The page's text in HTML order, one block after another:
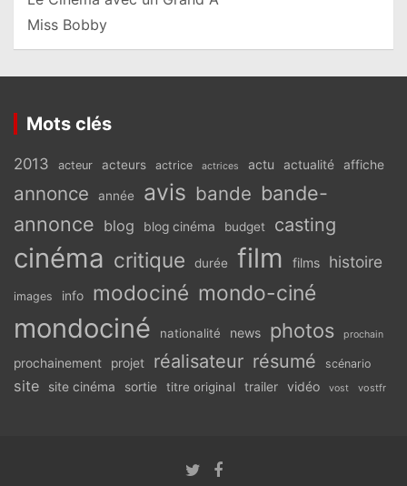
Miss Bobby
Mots clés
2013 acteur acteurs actrice actrices actu actualité affiche
annonce année avis bande bande-
annonce blog blog cinéma budget casting
cinéma critique durée film films histoire
images info modociné mondo-ciné
mondociné nationalité news photos prochain
prochainement projet réalisateur résumé scénario
site site cinéma sortie titre original trailer vidéo vost vostfr